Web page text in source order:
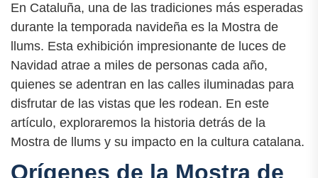
En Cataluña, una de las tradiciones más esperadas
durante la temporada navideña es la Mostra de
llums. Esta exhibición impresionante de luces de
Navidad atrae a miles de personas cada año,
quienes se adentran en las calles iluminadas para
disfrutar de las vistas que les rodean. En este
artículo, exploraremos la historia detrás de la
Mostra de llums y su impacto en la cultura catalana.
Orígenes de la Mostra de